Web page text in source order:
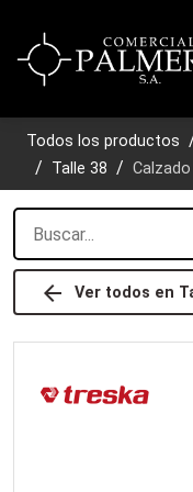
Todos los productos
Talle 38
arrow_back Ver todos en